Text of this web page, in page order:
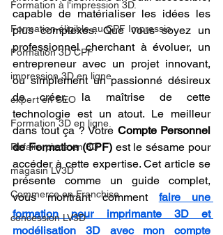
Formation à l'impression 3D.
Formation éligible au CPF Impressio
Formation 3D CPF
impression 3D en ligne
expert en SEO
Formation 3D en ligne.
Refaire piece en 3D
magasin LV3D
Commerce en Franchise
concession LV3D
capable de matérialiser les idées les
plus complexes. Que vous soyez un
professionnel cherchant à évoluer, un
entrepreneur avec un projet innovant,
ou simplement un passionné désireux
de créer, la maîtrise de cette
technologie est un atout. Le meilleur
dans tout ça ? Votre Compte Personnel
de Formation (CPF) est le sésame pour
accéder à cette expertise. Cet article se
présente comme un guide complet,
vous montrant comment faire une
formation pour imprimante 3D et
modélisation 3D avec mon compte